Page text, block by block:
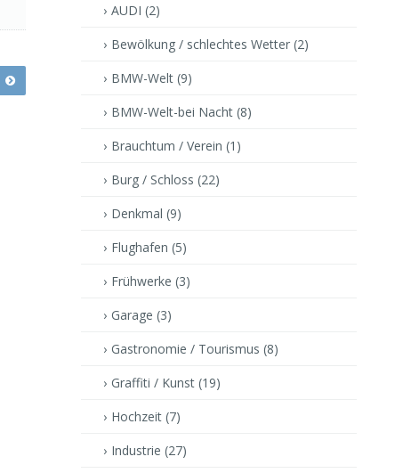
AUDI (2)
Bewölkung / schlechtes Wetter (2)
BMW-Welt (9)
BMW-Welt-bei Nacht (8)
Brauchtum / Verein (1)
Burg / Schloss (22)
Denkmal (9)
Flughafen (5)
Frühwerke (3)
Garage (3)
Gastronomie / Tourismus (8)
Graffiti / Kunst (19)
Hochzeit (7)
Industrie (27)